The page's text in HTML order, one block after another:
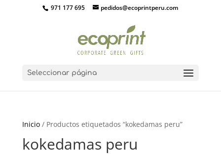
971 177 695 pedidos@ecoprintperu.com
Seleccionar página
Inicio/ Productos etiquetados “kokedamas peru”
kokedamas peru